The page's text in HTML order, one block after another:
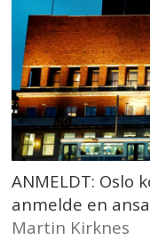
ANMELDT: Oslo
anmelde en
Martin Kirknes